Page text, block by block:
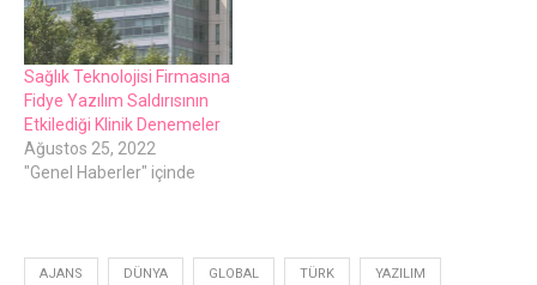
Sağlık Teknolojisi Firmasına
Fidye Yazılım Saldırısının
Etkilediği Klinik Denemeler
Ağustos 25, 2022
"Genel Haberler" içinde
AJANS DÜNYA GLOBAL TÜRK YAZILIM